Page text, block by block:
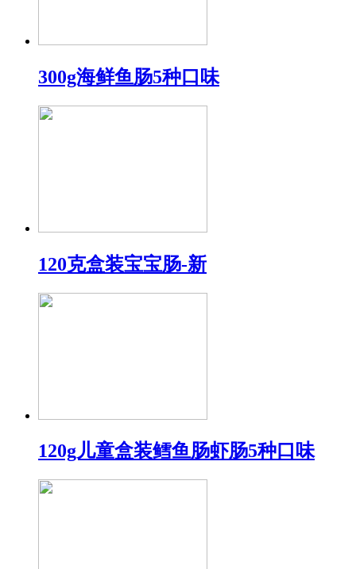
300g海鲜鱼肠5种口味
120克盒装宝宝肠-新
120g儿童盒装鳕鱼肠虾肠5种口味